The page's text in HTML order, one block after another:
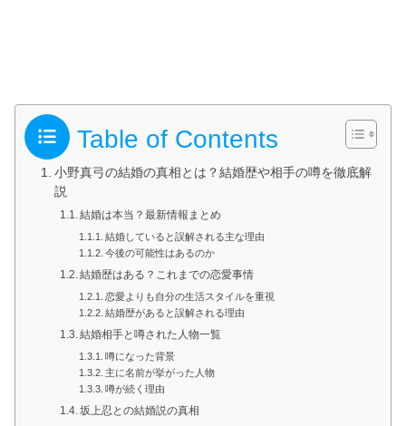
Table of Contents
小野真弓の結婚の真相とは？結婚歴や相手の噂を徹底解
説
結婚は本当？最新情報まとめ
結婚していると誤解される主な理由
今後の可能性はあるのか
結婚歴はある？これまでの恋愛事情
恋愛よりも自分の生活スタイルを重視
結婚歴があると誤解される理由
結婚相手と噂された人物一覧
噂になった背景
主に名前が挙がった人物
噂が続く理由
坂上忍との結婚説の真相